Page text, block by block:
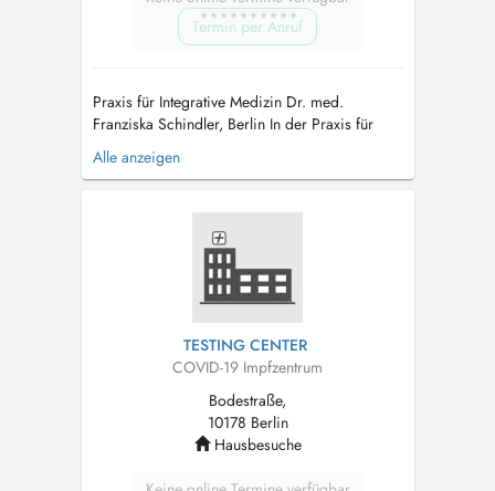
Termin per Anruf
Praxis für Integrative Medizin Dr. med.
Franziska Schindler, Berlin In der Praxis für
Integrative Medizin am Wittenbergplatz in
Berlin verbindet Dr. med. Franziska Schindler
naturheilkundlichen Verfahren. Mit über 30
Jahren Erfahrung als Fachärztin für All...
Alle anzeigen
TESTING CENTER
COVID-19 Impfzentrum
Bodestraße,
10178 Berlin
Hausbesuche